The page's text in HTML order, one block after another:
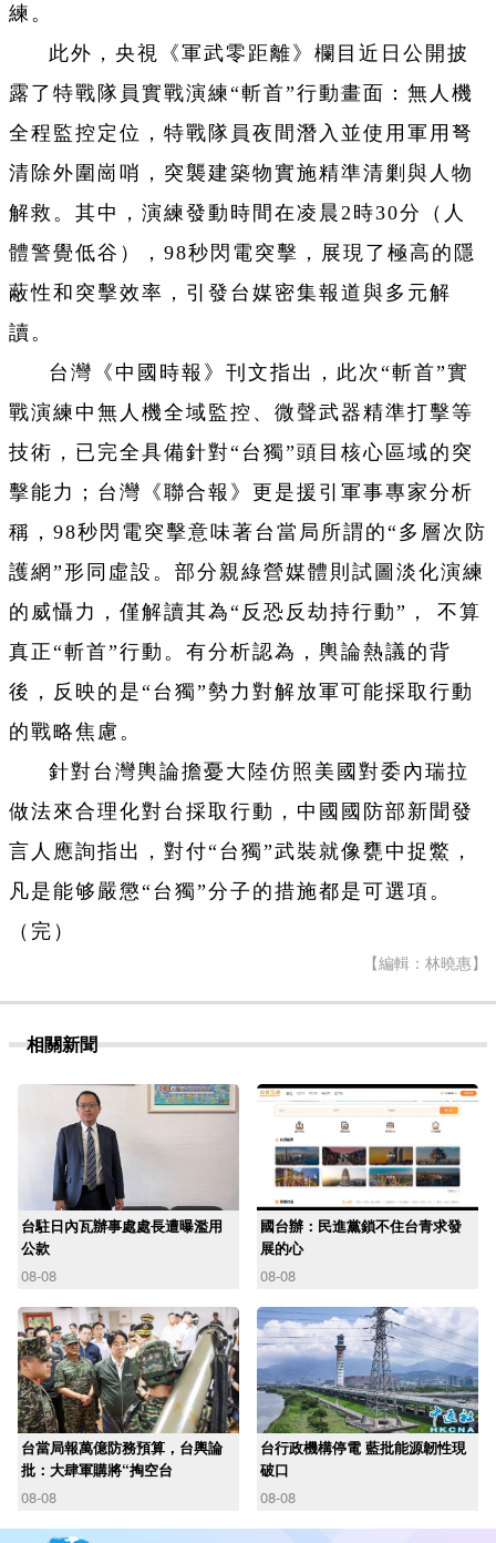
練。
此外，央視《軍武零距離》欄目近日公開披
露了特戰隊員實戰演練“斬首”行動畫面：無人機
全程監控定位，特戰隊員夜間潛入並使用軍用弩
清除外圍崗哨，突襲建築物實施精準清剿與人物
解救。其中，演練發動時間在凌晨2時30分（人
體警覺低谷），98秒閃電突擊，展現了極高的隱
蔽性和突擊效率，引發台媒密集報道與多元解
讀。
台灣《中國時報》刊文指出，此次“斬首”實
戰演練中無人機全域監控、微聲武器精準打擊等
技術，已完全具備針對“台獨”頭目核心區域的突
擊能力；台灣《聯合報》更是援引軍事專家分析
稱，98秒閃電突擊意味著台當局所謂的“多層次防
護網”形同虛設。部分親綠營媒體則試圖淡化演練
的威懾力，僅解讀其為“反恐反劫持行動”， 不算
真正“斬首”行動。有分析認為，輿論熱議的背
後，反映的是“台獨”勢力對解放軍可能採取行動
的戰略焦慮。
針對台灣輿論擔憂大陸仿照美國對委內瑞拉
做法來合理化對台採取行動，中國國防部新聞發
言人應詢指出，對付“台獨”武裝就像甕中捉鱉，
凡是能够嚴懲“台獨”分子的措施都是可選項。
（完）
【編輯：林曉惠】
相關新聞
台駐日內瓦辦事處處長遭曝濫用
公款
08-08
國台辦：民進黨鎖不住台青求發
展的心
08-08
台當局報萬億防務預算，台輿論
批：大肆軍購將“掏空台
08-08
台行政機構停電 藍批能源韌性現
破口
08-08